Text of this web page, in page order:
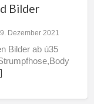
Bilder
Dezember 2021
Bilder ab ú35